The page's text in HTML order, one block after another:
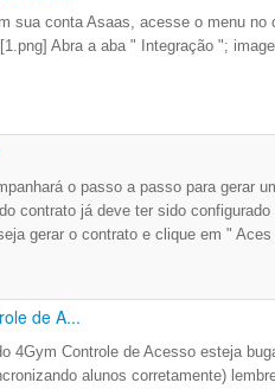
sua conta Asaas, acesse o menu no
Abra a aba " Integração ";
o passo a passo para gerar
contrato já deve ter sido
gerar o contrato e clique em " Aces
de A...
4Gym Controle de Acesso esteja
alunos corretamente)